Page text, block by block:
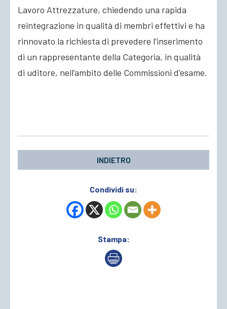
Lavoro Attrezzature, chiedendo una rapida
reintegrazione in qualità di membri effettivi e ha
rinnovato la richiesta di prevedere l’inserimento
di un rappresentante della Categoria, in qualità
di uditore, nell’ambito delle Commissioni d’esame.
INDIETRO
Condividi su:
Stampa: